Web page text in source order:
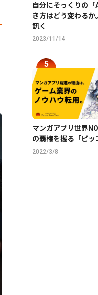
自分にそっくりの
き方はどう変わるか
訊く
2023/11/14
マンガアプリ世界
の覇権を握る「ピッ
2022/3/8